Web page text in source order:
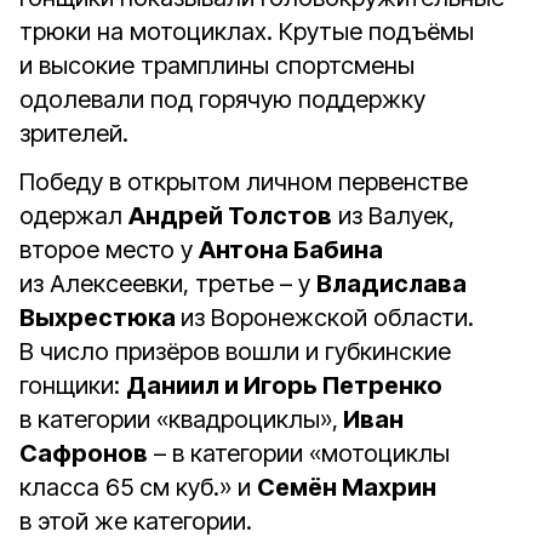
трюки на мотоциклах. Крутые подъёмы
и высокие трамплины спортсмены
одолевали под горячую поддержку
зрителей.
Победу в открытом личном первенстве
одержал Андрей Толстов из Валуек,
второе место у Антона Бабина
из Алексеевки, третье – у Владислава
Выхрестюка из Воронежской области.
В число призёров вошли и губкинские
гонщики: Даниил и Игорь Петренко
в категории «квадроциклы», Иван
Сафронов – в категории «мотоциклы
класса 65 см куб.» и Семён Махрин
в этой же категории.